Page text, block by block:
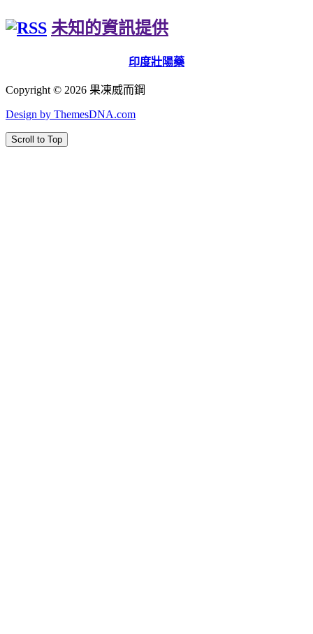
未知的資訊提供
印度壯陽藥
Copyright © 2026 果凍威而鋼
Design by ThemesDNA.com
Scroll to Top